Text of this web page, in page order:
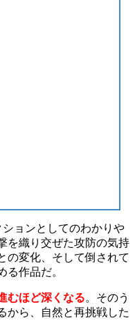
ションとしてのわかりや
を織り交ぜた攻防の気持
の変化、そして倒されて
る作品だ。
むほど深くなる。そのう
から、自然と再挑戦した